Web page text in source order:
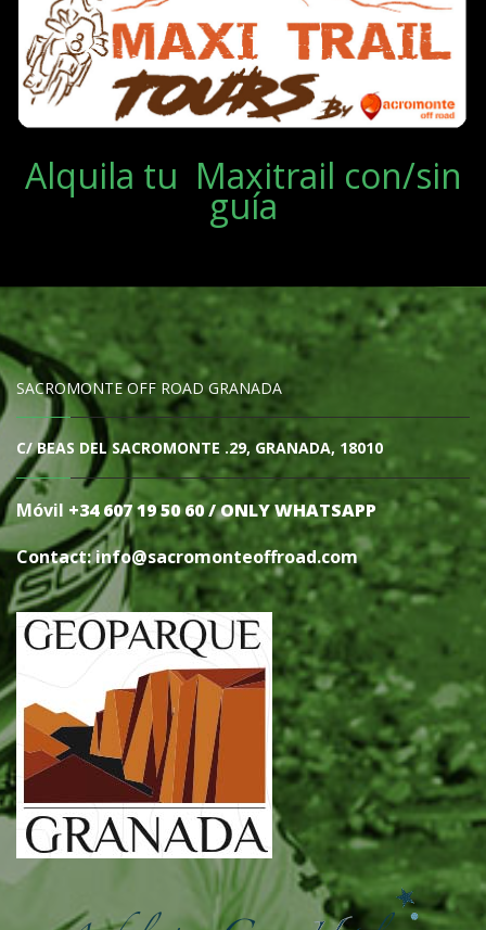
Alquila tu Maxitrail con/sin
guía
SACROMONTE OFF ROAD GRANADA
C/ BEAS DEL SACROMONTE .29, GRANADA, 18010
Móvil +34 607 19 50 60 / ONLY WHATSAPP
Contact: info@sacromonteoffroad.com